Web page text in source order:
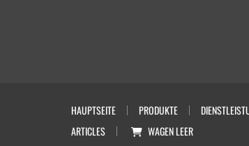
HAUPTSEITE PRODUKTE
ARTICLES
WAGENLEER